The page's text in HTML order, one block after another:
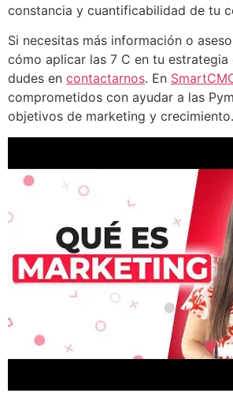
constancia y cuantificabilidad de tu
Si necesitas más información o
cómo aplicar las 7 C en tu estrategia
dudes en contactarnos. En
comprometidos con ayudar a las
objetivos de marketing y crecimiento.